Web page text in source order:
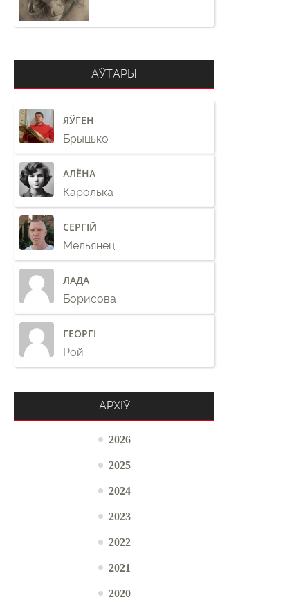
АЎТАРЫ
ЯЎГЕН
Брыцько
АЛЁНА
Каролька
СЕРГІЙ
Мельянец
ЛАДА
Борисова
ГЕОРГІ
Рой
АРХІЎ
2026
2025
2024
2023
2022
2021
2020